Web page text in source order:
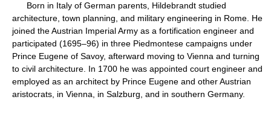
Born in Italy of German parents, Hildebrandt studied
architecture, town planning, and military engineering in Rome. He
joined the Austrian Imperial Army as a fortification engineer and
participated (1695–96) in three Piedmontese campaigns under
Prince Eugene of Savoy, afterward moving to Vienna and turning
to civil architecture. In 1700 he was appointed court engineer and
employed as an architect by Prince Eugene and other Austrian
aristocrats, in Vienna, in Salzburg, and in southern Germany.